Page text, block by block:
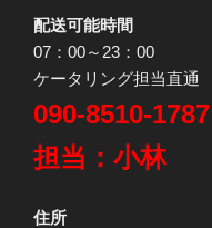
配送可能時間
07：00～23：00
ケータリング担当直通
090-8510-1787
担当：小林
住所